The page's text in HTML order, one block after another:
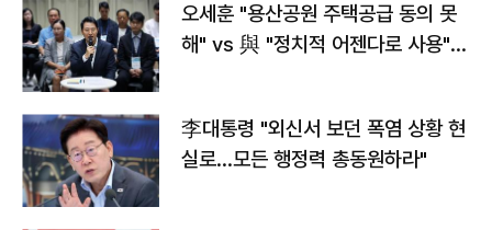
오세훈 "용산공원 주택공급 동의 못
해" vs 與 "정치적 어젠다로 사용"
李대통령 "외신서 보던 폭염 상황 현
실로…모든 행정력 총동원하라"